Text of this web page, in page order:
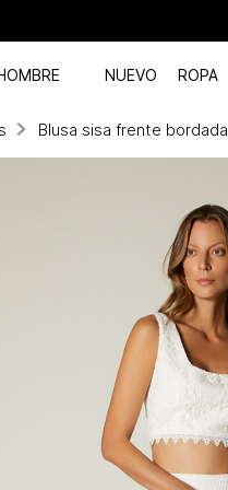
NUEVO ROPA
Blusa sisa frente bordada